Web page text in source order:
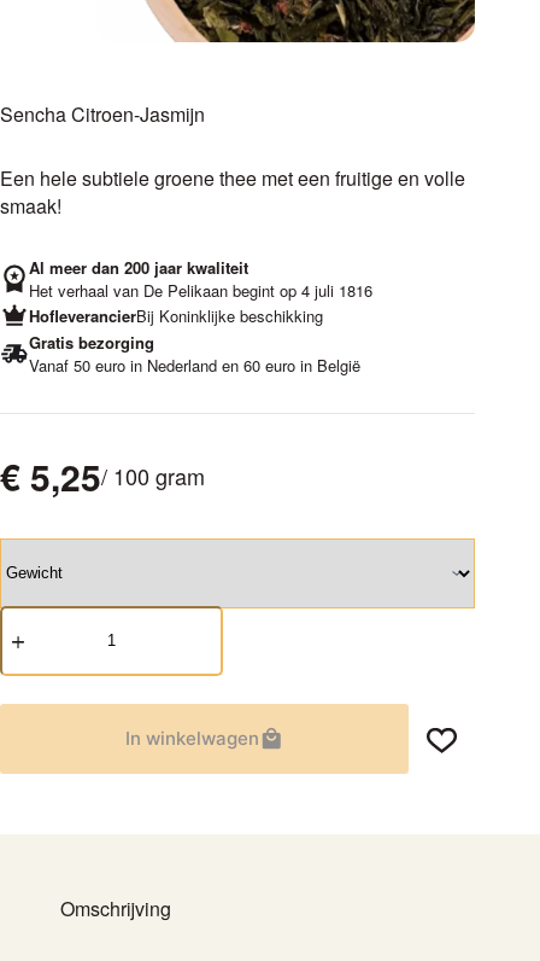
Sencha Citroen-Jasmijn
Een hele subtiele groene thee met een fruitige en volle
smaak!
Al meer dan 200 jaar kwaliteit
Het verhaal van De Pelikaan begint op 4 juli 1816
HofleverancierBij Koninklijke beschikking
Gratis bezorging
Vanaf 50 euro in Nederland en 60 euro in België
€5,25/ 100 gram
Sencha
Citroen-
Jasmijn
In winkelwagen
Omschrijving